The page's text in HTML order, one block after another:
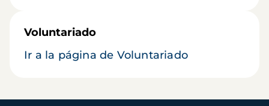
Voluntariado
Ir a la página de Voluntariado